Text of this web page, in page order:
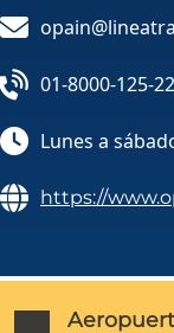
01-8000-125-
Lunes a
https://